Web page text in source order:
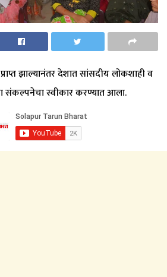
झाल्यानंतर देशात सांसदीय लोकशाही व
संकल्पनेचा स्वीकार करण्यात आला.